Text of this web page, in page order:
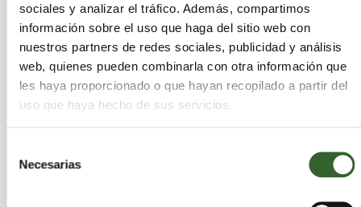
sociales y analizar el tráfico. Además, compartimos
información sobre el uso que haga del sitio web con
nuestros partners de redes sociales, publicidad y análisis
web, quienes pueden combinarla con otra información que
les haya proporcionado o que hayan recopilado a partir del
uso que haya hecho de sus servicios.
Necesarias
“Agregamos sufractantes para hacer la espuma,
así como cuando una persona agrega detergente
en la lavadora; lo complicado es mantener esas
burbujas, para ello hicimos un secado por
liofilización para obtener la espuma rígida, más
estable y que puede resistir una carga mecánica”,
Actualmente la investigación se encuentra en